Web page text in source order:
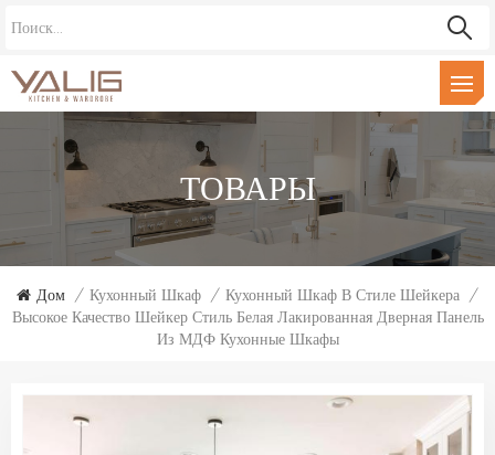
ТОВАРЫ
Дом / Кухонный Шкаф / Кухонный Шкаф В Стиле Шейкера /
Высокое Качество Шейкер Стиль Белая Лакированная Дверная Панель
Из МДФ Кухонные Шкафы